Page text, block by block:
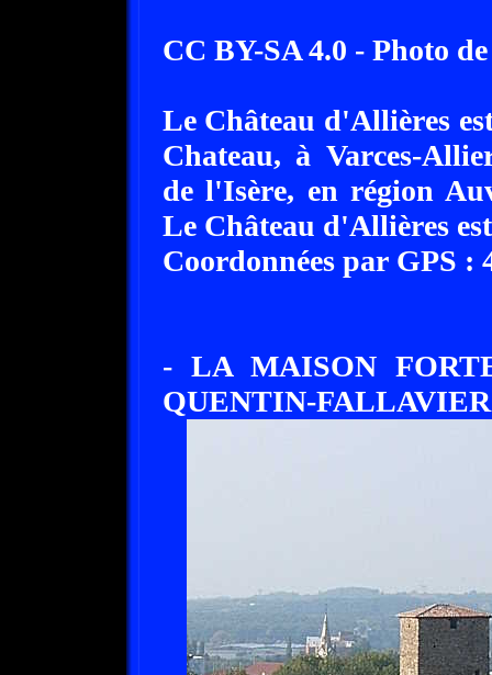
CC BY-SA 4.0 - Photo
Le Château d'Allières
Chateau, à Varces-
de l'Isère, en région
Le Château d'Allières
Coordonnées par GPS :
- LA MAISON
QUENTIN-FALLAVIER